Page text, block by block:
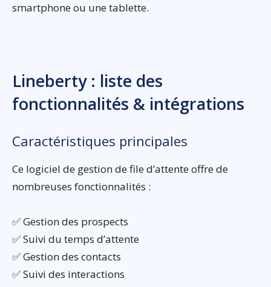
smartphone ou une tablette.
Lineberty : liste des
fonctionnalités & intégrations
Caractéristiques principales
Ce logiciel de gestion de file d’attente offre de
nombreuses fonctionnalités :
✅ Gestion des prospects
✅ Suivi du temps d’attente
✅ Gestion des contacts
✅ Suivi des interactions